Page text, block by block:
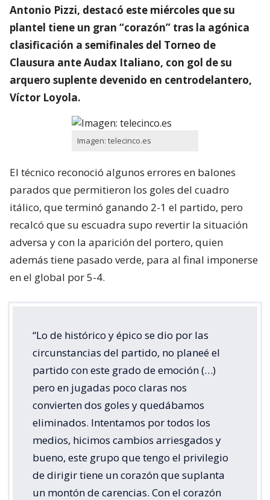
Antonio Pizzi, destacó este miércoles que su
plantel tiene un gran “corazón” tras la agónica
clasificación a semifinales del Torneo de
Clausura ante Audax Italiano, con gol de su
arquero suplente devenido en centrodelantero,
Víctor Loyola.
Imagen: telecinco.es
El técnico reconoció algunos errores en balones
parados que permitieron los goles del cuadro
itálico, que terminó ganando 2-1 el partido, pero
recalcó que su escuadra supo revertir la situación
adversa y con la aparición del portero, quien
además tiene pasado verde, para al final imponerse
en el global por 5-4.
“Lo de histórico y épico se dio por las
circunstancias del partido, no planeé el
partido con este grado de emoción (…)
pero en jugadas poco claras nos
convierten dos goles y quedábamos
eliminados. Intentamos por todos los
medios, hicimos cambios arriesgados y
bueno, este grupo que tengo el privilegio
de dirigir tiene un corazón que suplanta
un montón de carencias. Con el corazón